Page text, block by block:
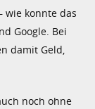
wie konnte das
Google. Bei
damit Geld,
noch ohne